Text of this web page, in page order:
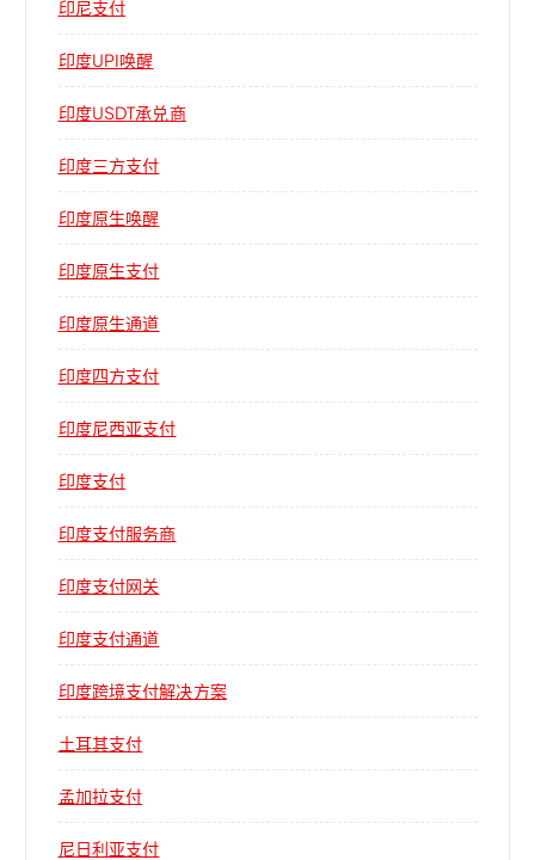
印尼支付
印度UPI唤醒
印度USDT承兑商
印度三方支付
印度原生唤醒
印度原生支付
印度原生通道
印度四方支付
印度尼西亚支付
印度支付
印度支付服务商
印度支付网关
印度支付通道
印度跨境支付解决方案
土耳其支付
孟加拉支付
尼日利亚支付